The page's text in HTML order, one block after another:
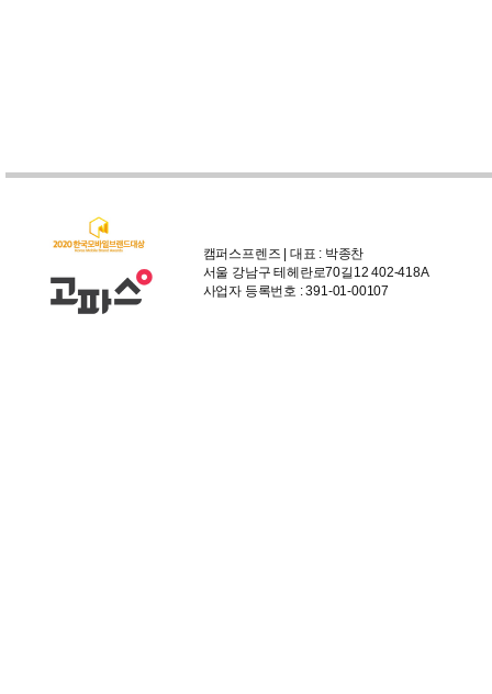
캠퍼스프렌즈 | 대표 : 박종찬
서울 강남구 테헤란로70길12 402-418A
사업자 등록번호 : 391-01-00107